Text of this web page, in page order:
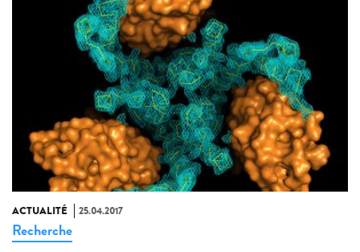
ACTUALITÉ 25.04.2017
Recherche